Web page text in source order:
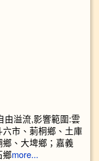
由溢流,影響範圍:雲
市、莿桐鄉、土庫
、大埤鄉；嘉義
鄉more...